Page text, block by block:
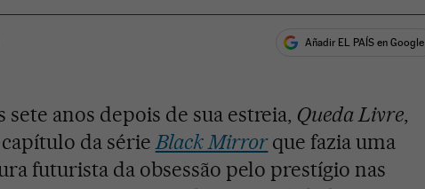
Sociales Añadir EL PAÍS en Google
sete anos depois de sua estreia, Queda Livre,
da sérieBlack Mirrorque fazia uma
futurista da obsessão pelo prestígio nas